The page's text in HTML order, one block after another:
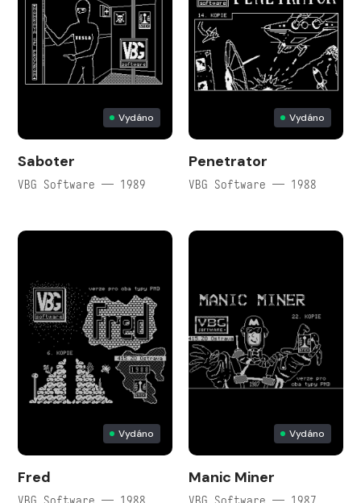
Vydáno
Saboter
VBG Software — 1989
Vydáno
Penetrator
VBG Software — 1988
Vydáno
Fred
VBG Software — 1988
Vydáno
Manic Miner
VBG Software — 1987